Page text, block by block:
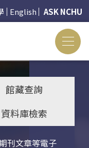
English ASK NCHU
館藏查詢
資料庫檢索
刊文章等電子